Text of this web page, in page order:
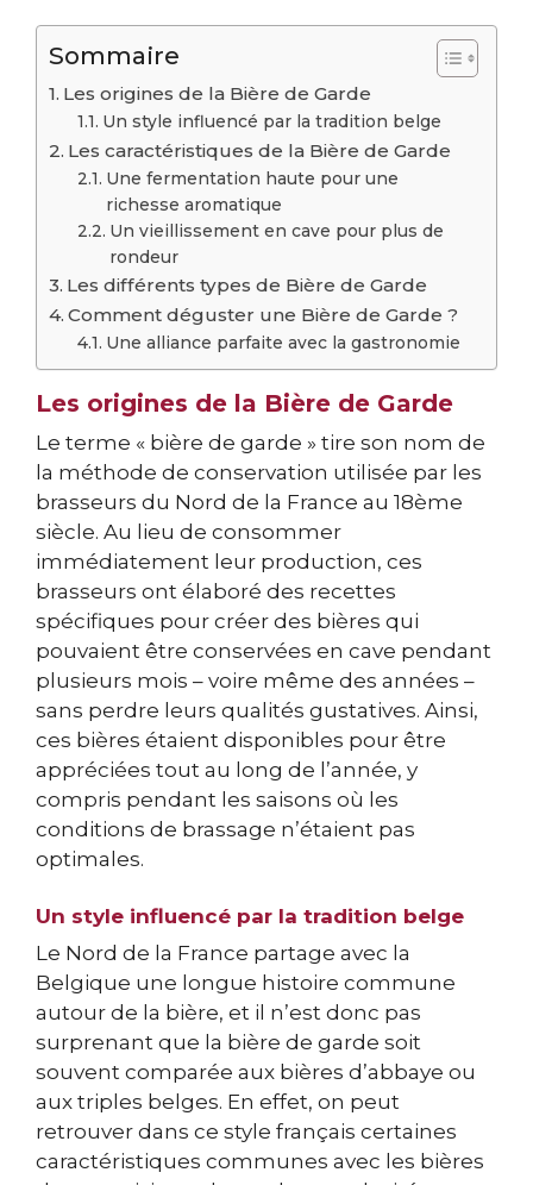
Sommaire
Les origines de la Bière de Garde
Un style influencé par la tradition belge
Les caractéristiques de la Bière de Garde
Une fermentation haute pour une
richesse aromatique
Un vieillissement en cave pour plus de
rondeur
Les différents types de Bière de Garde
Comment déguster une Bière de Garde ?
Une alliance parfaite avec la gastronomie
Les origines de la Bière de Garde
Le terme « bière de garde » tire son nom de
la méthode de conservation utilisée par les
brasseurs du Nord de la France au 18ème
siècle. Au lieu de consommer
immédiatement leur production, ces
brasseurs ont élaboré des recettes
spécifiques pour créer des bières qui
pouvaient être conservées en cave pendant
plusieurs mois – voire même des années –
sans perdre leurs qualités gustatives. Ainsi,
ces bières étaient disponibles pour être
appréciées tout au long de l’année, y
compris pendant les saisons où les
conditions de brassage n’étaient pas
optimales.
Un style influencé par la tradition belge
Le Nord de la France partage avec la
Belgique une longue histoire commune
autour de la bière, et il n’est donc pas
surprenant que la bière de garde soit
souvent comparée aux bières d’abbaye ou
aux triples belges. En effet, on peut
retrouver dans ce style français certaines
caractéristiques communes avec les bières